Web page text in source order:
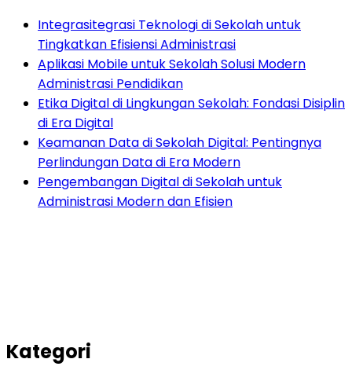
Integrasitegrasi Teknologi di Sekolah untuk
Tingkatkan Efisiensi Administrasi
Aplikasi Mobile untuk Sekolah Solusi Modern
Administrasi Pendidikan
Etika Digital di Lingkungan Sekolah: Fondasi Disiplin
di Era Digital
Keamanan Data di Sekolah Digital: Pentingnya
Perlindungan Data di Era Modern
Pengembangan Digital di Sekolah untuk
Administrasi Modern dan Efisien
Kategori